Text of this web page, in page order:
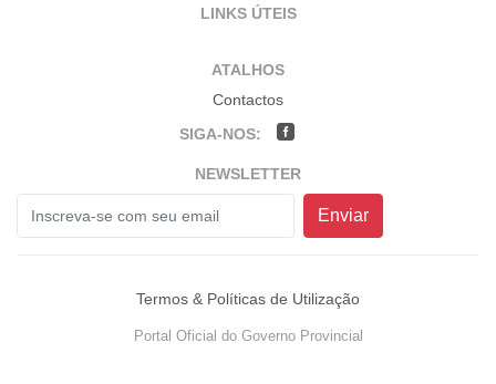
LINKS ÚTEIS
ATALHOS
Contactos
SIGA-NOS:
NEWSLETTER
Enviar
Termos & Políticas de Utilização
Portal Oficial do Governo Provincial